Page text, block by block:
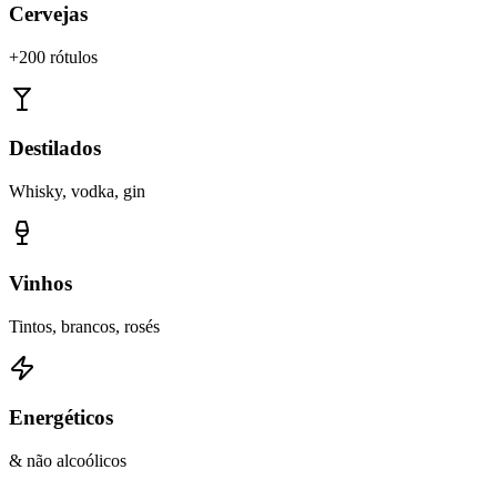
Cervejas
+200 rótulos
Destilados
Whisky, vodka, gin
Vinhos
Tintos, brancos, rosés
Energéticos
& não alcoólicos